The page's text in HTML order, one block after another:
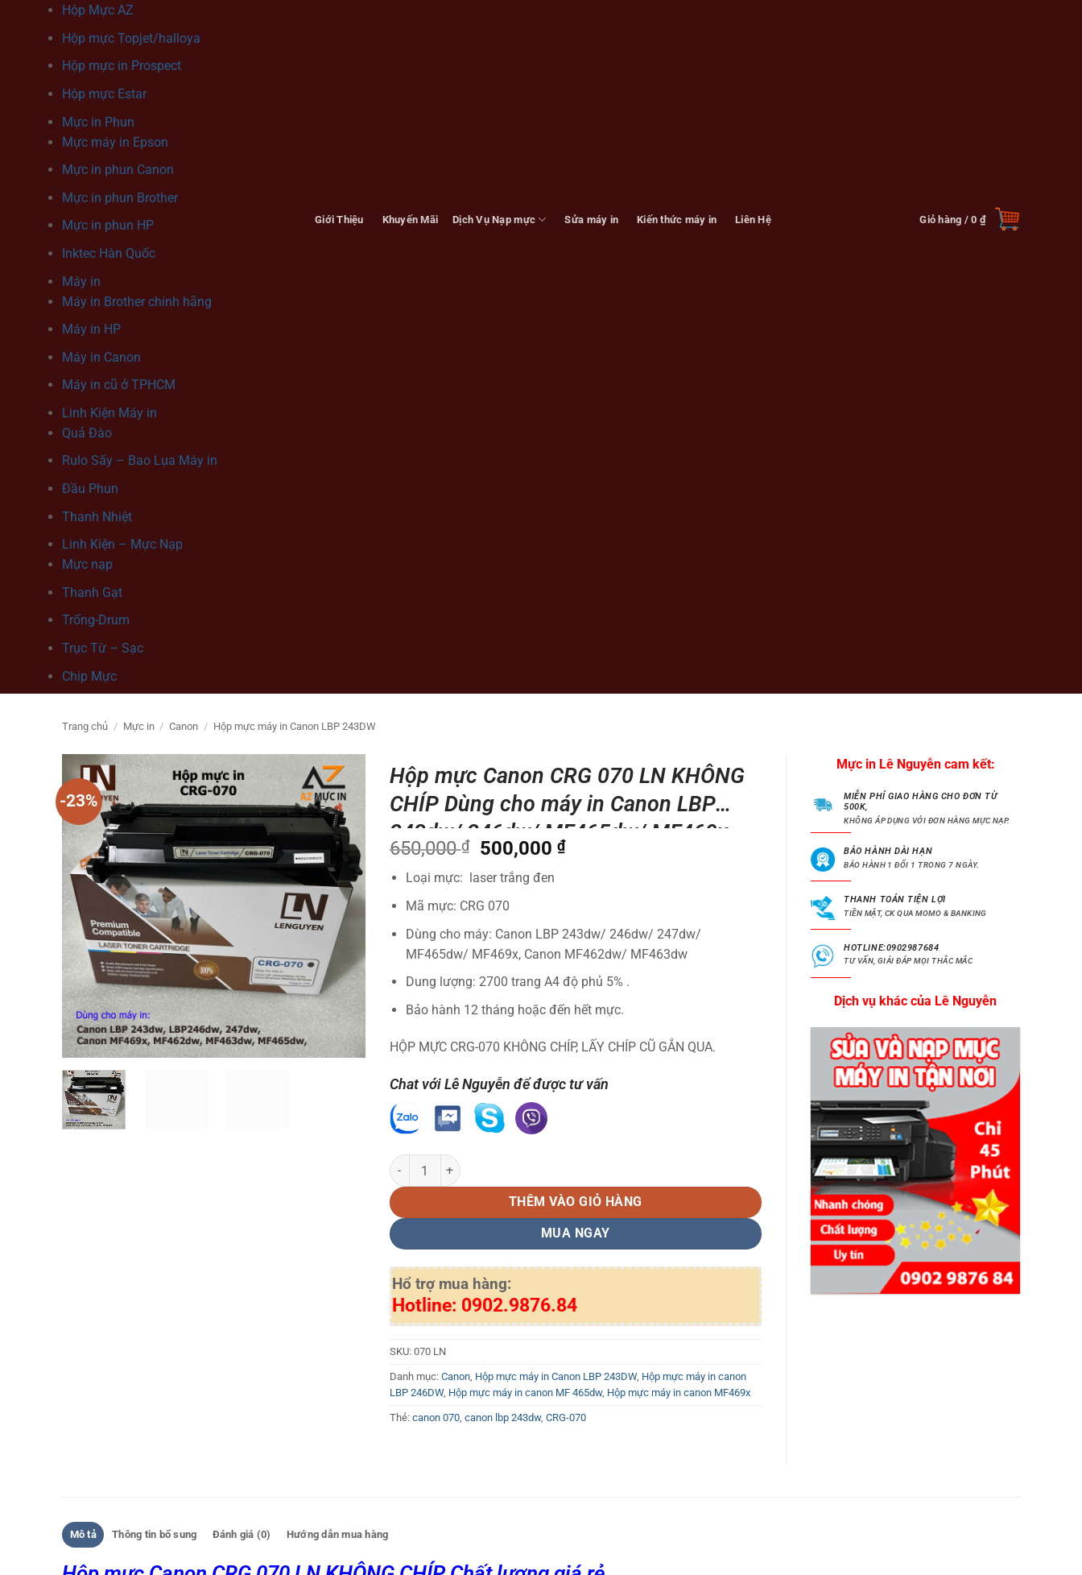
Hộp Mực AZ
Hộp mực Topjet/halloya
Hộp mực in Prospect
Hộp mực Estar
Mực in Phun
Mực máy in Epson
Mực in phun Canon
Mực in phun Brother
Mực in phun HP
Inktec Hàn Quốc
Máy in
Máy in Brother chính hãng
Máy in HP
Máy in Canon
Máy in cũ ở TPHCM
Linh Kiện Máy in
Quả Đào
Rulo Sấy – Bao Lụa Máy in
Đầu Phun
Thanh Nhiệt
Linh Kiện – Mực Nạp
Mực nạp
Thanh Gạt
Trống-Drum
Trục Từ – Sạc
Chip Mực
Giới Thiệu Khuyến Mãi Dịch Vụ Nạp mực Sửa máy in Kiến thức máy in Liên Hệ Giỏ hàng /0 ₫
Trang chủ / Mực in / Canon / Hộp mực máy in Canon LBP 243DW
-23%
Hộp mực Canon CRG 070 LN KHÔNG
CHÍP Dùng cho máy in Canon LBP
243dw/ 246dw/ MF465dw/ MF469x
650,000₫
Giá
gốc
là:
650,000 ₫.
500,000 ₫Giá
500,000 ₫.
Loại mực: laser trắng đen
Mã mực: CRG 070
Dùng cho máy: Canon LBP 243dw/ 246dw/ 247dw/
MF465dw/ MF469x, Canon MF462dw/ MF463dw
Dung lượng: 2700 trang A4 độ phủ 5% .
Bảo hành 12 tháng hoặc đến hết mực.
HỘP MỰC CRG-070 KHÔNG CHÍP, LẤY CHÍP CŨ GẮN QUA.
Chat với Lê Nguyễn để được tư vấn
Hộp mực Canon CRG 070 LN KHÔNG CHÍP Dùng cho máy in Canon LBP 243dw/ 246dw/ MF465dw/ MF469x số lượng
THÊM VÀO GIỎ HÀNG
MUA NGAY
Hổ trợ mua hàng:
Hotline: 0902.9876.84
SKU: 070 LN
Danh mục: Canon, Hộp mực máy in Canon LBP 243DW, Hộp mực máy in canon
LBP 246DW, Hộp mực máy in canon MF 465dw, Hộp mực máy in canon MF469x
Thẻ: canon 070, canon lbp 243dw, CRG-070
Mực in Lê Nguyễn cam kết:
MIỄN PHÍ GIAO HÀNG CHO ĐƠN TỪ
500K,
KHÔNG ÁP DỤNG VỚI ĐƠN HÀNG MỰC NẠP.
BẢO HÀNH DÀI HẠN
BẢO HÀNH 1 ĐỔI 1 TRONG 7 NGÀY.
THANH TOÁN TIỆN LỢI
TIỀN MẶT, CK QUA MOMO & BANKING
HOTLINE:0902987684
TƯ VẤN, GIẢI ĐÁP MỌI THẮC MẮC
Dịch vụ khác của Lê Nguyễn
Mô tả Thông tin bổ sung Đánh giá (0) Hướng dẫn mua hàng